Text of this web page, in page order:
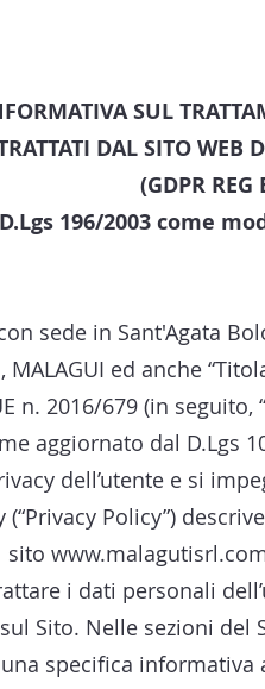
SUL
DAL SITO WEB
(GDPR
196/2003 come
con sede in Sant'Agata
MALAGUI ed anche
n. 2016/679 (in
aggiornato dal D.Lgs
dell’utente e si
(“Privacy Policy”)
sito
i dati personali
Sito. Nelle sezioni
specifica informativa